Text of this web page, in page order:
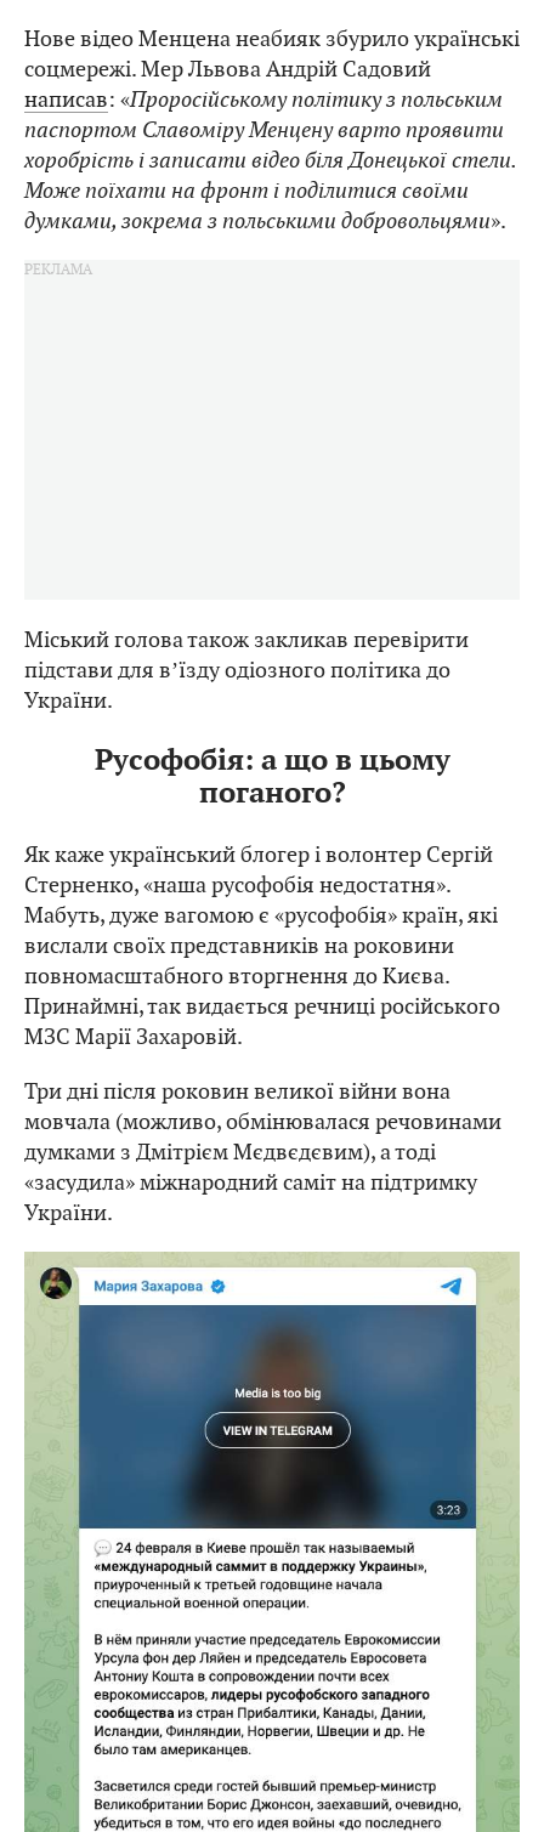
Нове відео Менцена неабияк збурило українські
соцмережі. Мер Львова Андрій Садовий
написав: «Проросійському політику з польським
паспортом Славоміру Менцену варто проявити
хоробрість і записати відео біля Донецької стели.
Може поїхати на фронт і поділитися своїми
думками, зокрема з польськими добровольцями».
Міський голова також закликав перевірити
підстави для вʼїзду одіозного політика до
України.
Русофобія: а що в цьому
поганого?
Як каже український блогер і волонтер Сергій
Стерненко, «наша русофобія недостатня».
Мабуть, дуже вагомою є «русофобія» країн, які
вислали своїх представників на роковини
повномасштабного вторгнення до Києва.
Принаймні, так видається речниці російського
МЗС Марії Захаровій.
Три дні після роковин великої війни вона
мовчала (можливо, обмінювалася речовинами
думками з Дмітрієм Мєдвєдєвим), а тоді
«засудила» міжнародний саміт на підтримку
України.